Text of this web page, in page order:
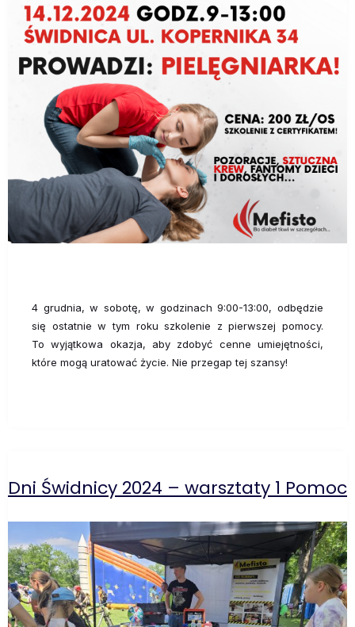
4 grudnia, w sobotę, w godzinach 9:00-13:00, odbędzie
się ostatnie w tym roku szkolenie z pierwszej pomocy.
To wyjątkowa okazja, aby zdobyć cenne umiejętności,
które mogą uratować życie. Nie przegap tej szansy!
Dni Świdnicy 2024 – warsztaty 1 Pomoc